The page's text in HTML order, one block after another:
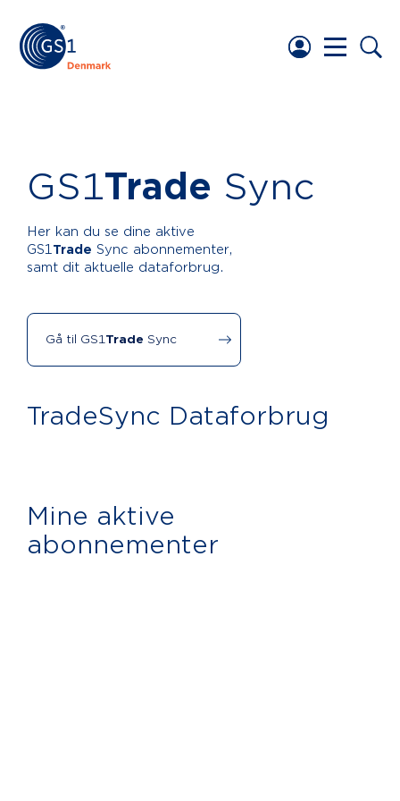
GS1Trade Sync
Her kan du se dine aktive
GS1Trade Sync abonnementer,
samt dit aktuelle dataforbrug.
Gå til GS1Trade Sync
TradeSync Dataforbrug
Mine aktive
abonnementer